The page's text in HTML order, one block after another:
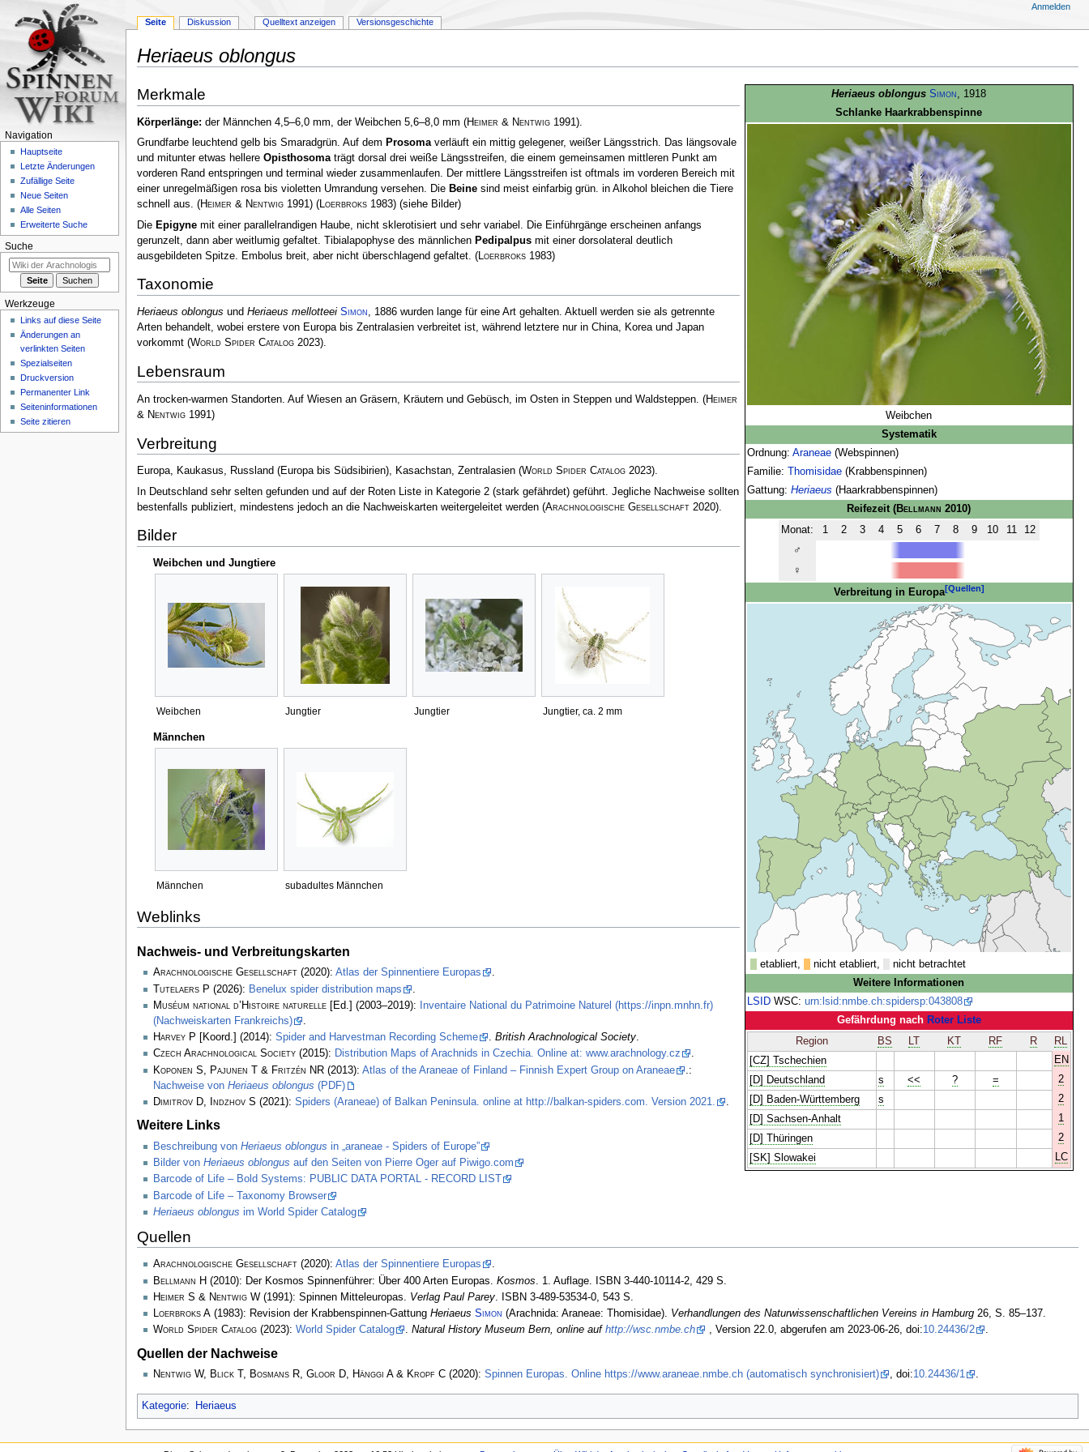
Heriaeus oblongus
Navigation
springen
Suche
springen
Heriaeus oblongus Simon, 1918
Schlanke Haarkrabbenspinne
Weibchen
Systematik
Ordnung: Araneae(Webspinnen)
Familie:
Thomisidae(Krabbenspinnen)
Gattung: Heriaeus (Haarkrabbenspinnen)
Reifezeit(Bellmann 2010)
Monat:
1 2 3 4 5 6 7 8 9 10 11
12
♂
♀
Verbreitung in Europa[Quellen]
etabliert, nicht etabliert,
nicht betrachtet
Weitere Informationen
LSIDWSC: urn:lsid:nmbe.ch:spidersp:043808
Gefährdung nach Roter Liste
Region
BS LT KT RF R
RL
[CZ] Tschechien
EN
[D] Deutschland
s << ? =
2
[D] Baden-Württemberg
s
2
[D] Sachsen-Anhalt
1
[D] Thüringen
2
[SK] Slowakei
LC
Merkmale
Körperlänge: der Männchen 4,5–6,0 mm, der Weibchen 5,6–8,0 mm (Heimer & Nentwig1991).
Grundfarbe leuchtend gelb bis Smaradgrün. Auf dem Prosomaverläuft ein mittig gelegener, weißer Längsstrich. Das längsovale
und mitunter etwas hellere Opisthosomaträgt dorsal drei weiße Längsstreifen, die einem gemeinsamen mittleren Punkt am
vorderen Rand entspringen und terminal wieder zusammenlaufen. Der mittlere Längsstreifen ist oftmals im vorderen Bereich mit
einer unregelmäßigen rosa bis violetten Umrandung versehen. Die Beinesind meist einfarbig grün. in Alkohol bleichen die Tiere
schnell aus. (Heimer & Nentwig1991) (Loerbroks1983)(siehe Bilder)
Die Epigynemit einer parallelrandigen Haube, nicht sklerotisiert und sehr variabel. Die Einführgänge erscheinen anfangs
gerunzelt, dann aber weitlumig gefaltet. Tibialapophyse des männlichen Pedipalpusmit einer dorsolateral deutlich
ausgebildeten Spitze. Embolus breit, aber nicht überschlagend gefaltet. (Loerbroks1983)
Taxonomie
Heriaeus oblongus und Heriaeus mellotteei Simon, 1886 wurden lange für eine Art gehalten. Aktuell werden sie als getrennte
Arten behandelt, wobei erstere von Europa bis Zentralasien verbreitet ist, während letztere nur in China, Korea und Japan
vorkommt (World Spider Catalog2023).
Lebensraum
An trocken-warmen Standorten. Auf Wiesen an Gräsern, Kräutern und Gebüsch, im Osten in Steppen und Waldsteppen. (Heimer
& Nentwig1991)
Verbreitung
Europa, Kaukasus, Russland (Europa bis Südsibirien), Kasachstan, Zentralasien (World Spider Catalog2023).
In Deutschland sehr selten gefunden und auf der Roten Liste in Kategorie 2 (stark gefährdet) geführt. Jegliche Nachweise sollten
bestenfalls publiziert, mindestens jedoch an die Nachweiskarten weitergeleitet werden (Arachnologische Gesellschaft2020).
Bilder
Weibchen und Jungtiere
Weibchen Jungtier Jungtier Jungtier, ca. 2 mm
Männchen
Männchen subadultes Männchen
Weblinks
Nachweis- und Verbreitungskarten
Arachnologische Gesellschaft(2020): Atlas der Spinnentiere Europas
.
Tutelaers P (2026): Benelux spider distribution maps
Muséum national d’Histoire naturelle[Ed.] (2003–2019):
Inventaire National du Patrimoine Naturel (https://inpn.mnhn.fr)
(Nachweiskarten Frankreichs)
Harvey P [Koord.] (2014): Spider and Harvestman Recording Scheme . British Arachnological Society.
Czech Arachnological Society(2015): Distribution Maps of Arachnids in Czechia. Online at: www.arachnology.cz
.
Koponen S, Pajunen T & Fritzén NR(2013): Atlas of the Araneae of Finland – Finnish Expert Group on Araneae
.:
Nachweise von Heriaeus oblongus (PDF)
Dimitrov D, Indzhov S (2021): Spiders (Araneae) of Balkan Peninsula. online at http://balkan-spiders.com. Version 2021. .
Weitere Links
Beschreibung von Heriaeus oblongus in „araneae - Spiders of Europe”
Bilder von Heriaeus oblongus auf den Seiten von Pierre Oger auf Piwigo.com
Barcode of Life – Bold Systems: PUBLIC DATA PORTAL - RECORD LIST
Barcode of Life – Taxonomy Browser
Heriaeus oblongus im World Spider Catalog
Quellen
Arachnologische Gesellschaft(2020): Atlas der Spinnentiere Europas
.
Bellmann H (2010): Der Kosmos Spinnenführer: Über 400 Arten Europas. Kosmos . 1. Auflage. ISBN 3-440-10114-2, 429 S.
Heimer S & Nentwig W(1991): Spinnen Mitteleuropas. Verlag Paul Parey. ISBN 3-489-53534-0, 543 S.
Loerbroks A(1983): Revision der Krabbenspinnen-Gattung Heriaeus Simon (Arachnida: Araneae: Thomisidae). Verhandlungen des Naturwissenschaftlichen Vereins in Hamburg26, S. 85–137.
World Spider Catalog(2023): World Spider Catalog . Natural History Museum Bern, online auf http://wsc.nmbe.ch , Version 22.0, abgerufen am 2023-06-26, doi:10.24436/2 .
Quellen der Nachweise
Nentwig W, Blick T, Bosmans R, Gloor D, Hänggi A & Kropf C(2020): Spinnen Europas. Online https://www.araneae.nmbe.ch (automatisch synchronisiert) , doi:10.24436/1 .
Kategorie: Heriaeus
Seite Diskussion Quelltext anzeigen Versionsgeschichte
Anmelden
Navigation
Hauptseite
Letzte Änderungen
Zufällige Seite
Neue Seiten
Alle Seiten
Erweiterte Suche
Suche
Werkzeuge
Links auf diese Seite
Änderungen an
verlinkten Seiten
Spezialseiten
Druckversion
Permanenter Link
Seiten­­informationen
Seite zitieren